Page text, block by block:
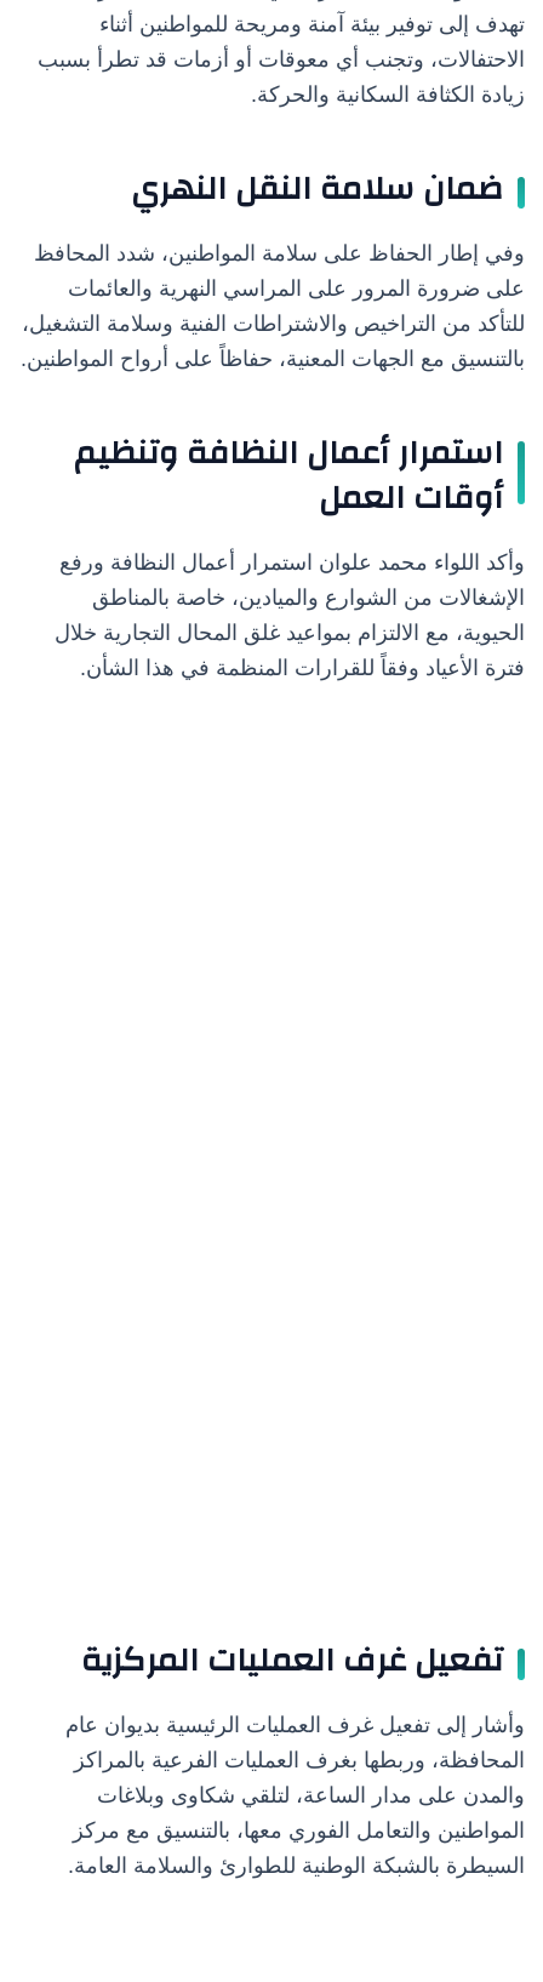
تهدف إلى توفير بيئة آمنة ومريحة للمواطنين أثناء
الاحتفالات، وتجنب أي معوقات أو أزمات قد تطرأ بسبب
زيادة الكثافة السكانية والحركة.
ضمان سلامة النقل النهري
وفي إطار الحفاظ على سلامة المواطنين، شدد المحافظ
على ضرورة المرور على المراسي النهرية والعائمات
للتأكد من التراخيص والاشتراطات الفنية وسلامة التشغيل،
بالتنسيق مع الجهات المعنية، حفاظاً على أرواح المواطنين.
استمرار أعمال النظافة وتنظيم
أوقات العمل
وأكد اللواء محمد علوان استمرار أعمال النظافة ورفع
الإشغالات من الشوارع والميادين، خاصة بالمناطق
الحيوية، مع الالتزام بمواعيد غلق المحال التجارية خلال
فترة الأعياد وفقاً للقرارات المنظمة في هذا الشأن.
تفعيل غرف العمليات المركزية
وأشار إلى تفعيل غرف العمليات الرئيسية بديوان عام
المحافظة، وربطها بغرف العمليات الفرعية بالمراكز
والمدن على مدار الساعة، لتلقي شكاوى وبلاغات
المواطنين والتعامل الفوري معها، بالتنسيق مع مركز
السيطرة بالشبكة الوطنية للطوارئ والسلامة العامة.